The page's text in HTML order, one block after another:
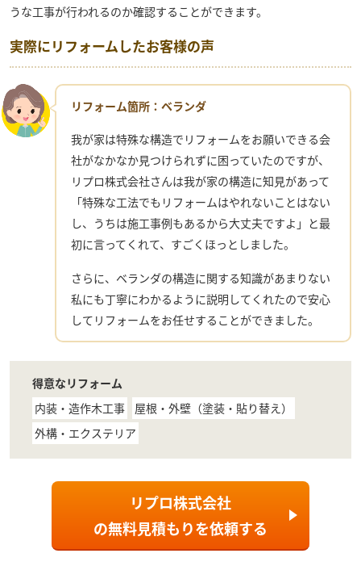
うな工事が行われるのか確認することができます。
実際にリフォームしたお客様の声
リフォーム箇所：ベランダ
我が家は特殊な構造でリフォームをお願いできる会
社がなかなか見つけられずに困っていたのですが、
リプロ株式会社さんは我が家の構造に知見があって
「特殊な工法でもリフォームはやれないことはない
し、うちは施工事例もあるから大丈夫ですよ」と最
初に言ってくれて、すごくほっとしました。
さらに、ベランダの構造に関する知識があまりない
私にも丁寧にわかるように説明してくれたので安心
してリフォームをお任せすることができました。
得意なリフォーム
内装・造作木工事
屋根・外壁（塗装・貼り替え）
外構・エクステリア
リプロ株式会社
の無料見積もりを依頼する